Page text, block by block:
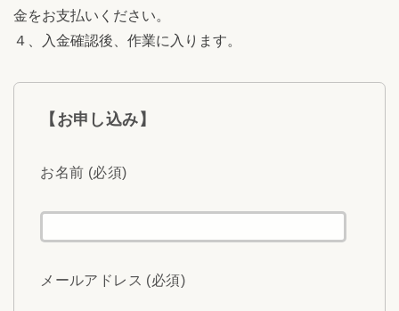
金をお支払いください。
４、入金確認後、作業に入ります。
【お申し込み】
お名前 (必須)
メールアドレス (必須)